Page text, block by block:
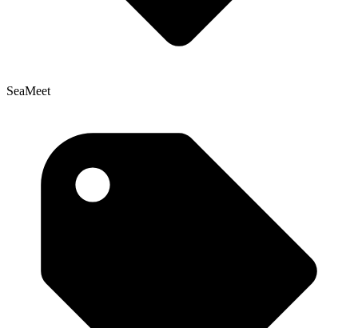
SeaMeet